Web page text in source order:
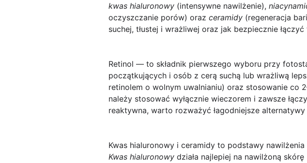
kwas hialuronowy (intensywne nawilżenie),
oczyszczanie porów) oraz ceramidy (regeneracja
suchej, tłustej i wrażliwej oraz jak bezpiecznie
Retinol — to składnik pierwszego wyboru przy
początkujących i osób z cerą suchą lub wrażliwą
retinolem o wolnym uwalnianiu) oraz stosowanie co
należy stosować wyłącznie wieczorem i zawsze
reaktywna, warto rozważyć łagodniejsze
Kwas hialuronowy i ceramidy to podstawy
Kwas hialuronowy działa najlepiej na nawilżoną